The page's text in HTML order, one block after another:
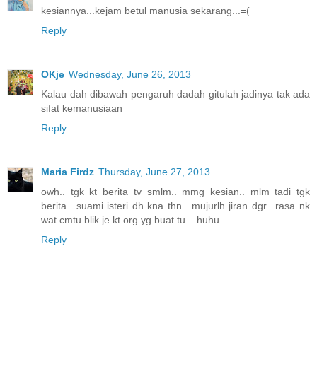
kesiannya...kejam betul manusia sekarang...=(
Reply
OKje Wednesday, June 26, 2013
Kalau dah dibawah pengaruh dadah gitulah jadinya tak ada
sifat kemanusiaan
Reply
Maria Firdz Thursday, June 27, 2013
owh.. tgk kt berita tv smlm.. mmg kesian.. mlm tadi tgk
berita.. suami isteri dh kna thn.. mujurlh jiran dgr.. rasa nk
wat cmtu blik je kt org yg buat tu... huhu
Reply